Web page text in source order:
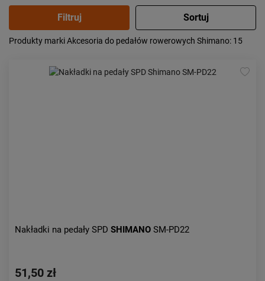
Popularność:
największa
od najwyższej
Produkty marki Akcesoria do pedałów rowerowych Shimano: 15
Nakładki na pedały SPD SHIMANO SM-PD22
51,50 zł